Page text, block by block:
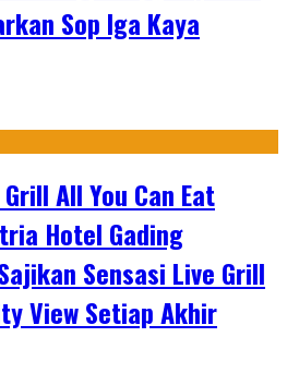
Sop Iga Kaya
All You Can Eat
Hotel Gading
Sensasi Live Grill
View Setiap Akhir